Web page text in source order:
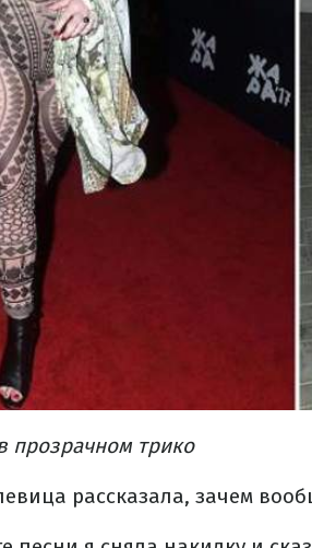
прозрачном трико
рассказала, зачем